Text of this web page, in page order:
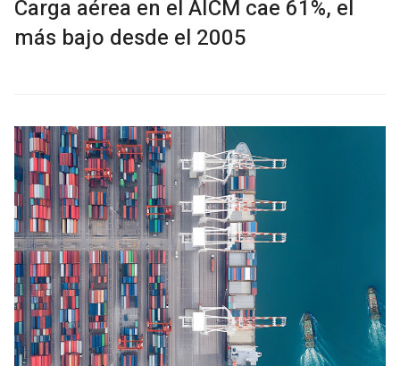
Carga aérea en el AICM cae 61%, el
más bajo desde el 2005